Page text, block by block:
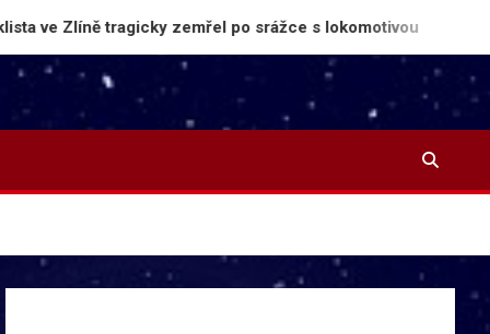
tragicky zemřel po srážce s lokomotivou